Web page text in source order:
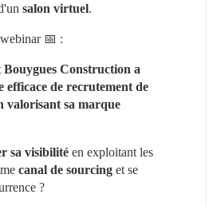
salon virtuel.
📅 :
Construction a
efficace de recrutement de
valorisant sa marque
sa visibilité
canal de sourcing et se
?